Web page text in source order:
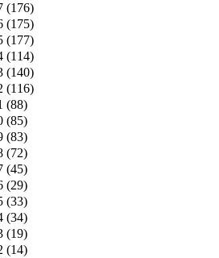
(176)
(175)
(177)
(114)
(140)
(116)
(88)
(85)
(83)
(72)
(45)
(29)
(33)
(34)
(19)
(14)